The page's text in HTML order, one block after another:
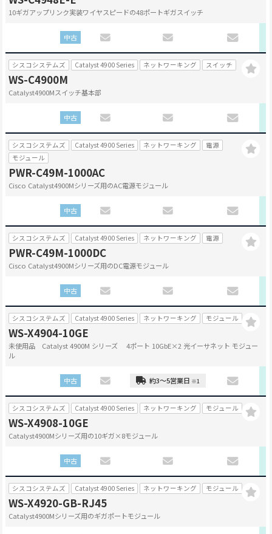
10ギガアップリンク実装ワイヤスピードの48ポートギガスイッチ
中古
シスコシステムズ Catalyst 4900 Series ネットワーキング スイッチ
WS-C4900M
Catalyst4900Mスイッチ基本部
中古
シスコシステムズ Catalyst 4900 Series ネットワーキング
電源
モジュール
PWR-C49M-1000AC
Cisco Catalyst4900Mシリーズ用のAC電源モジュール
中古
シスコシステムズ Catalyst 4900 Series ネットワーキング 電源
PWR-C49M-1000DC
Cisco Catalyst4900Mシリーズ用のDC電源モジュール
中古
シスコシステムズ Catalyst 4900 Series ネットワーキング モジュール
WS-X4904-10GE
未使用品 Catalyst 4900M シリーズ 4ポート 10GbE×2 光イーサネット モジュー
ル
中古 約3～5営業日 ※1
シスコシステムズ Catalyst 4900 Series ネットワーキング モジュール
WS-X4908-10GE
Catalyst4900Mシリーズ用の10ギガ×8モジュール
中古
シスコシステムズ Catalyst 4900 Series ネットワーキング モジュール
WS-X4920-GB-RJ45
Catalyst4900Mシリーズ用のギガポートモジュール